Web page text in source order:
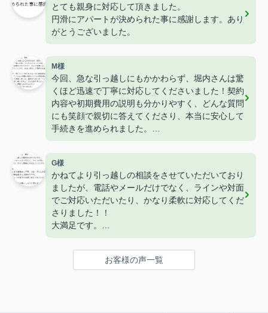
とても親身に対応して頂きました。
円滑にアパートが決められた事に感謝します。あり
がとうございました。
M様
今回、急な引っ越しにもかかわらず、堀内さんは驚
くほど迅速で丁寧に対応してくださいました！契約
内容や初期費用の説明も分かりやすく、どんな質問
にも笑顔で親切に答えてくださり、本当に安心して
手続きを進められました。
おかげで、慌ただしい中でもスムーズに新生活をス
タートでき、「こんなに完璧に対応してくれる担当
者がいるんだ！」と感動しました。堀内さんのサポ
ートなしでは、この引っ越しのスムーズさはありえ
なかったと思います。本当に感謝しかありません！
本当にありがとうございました。
G様
かねてより引っ越しの相談をさせていただいており
ましたが、電話やメールだけでなく、ラインや対面
でご対応いただいたり、かなり柔軟に対応してくだ
さりました！！
大満足です。
県内でここまで柔軟かつ丁寧、スピーディに対応を
してくださる不動産屋さんは初めてです。
また、スタッフの皆さんの感じもとてもいいので信
お客様の声一覧